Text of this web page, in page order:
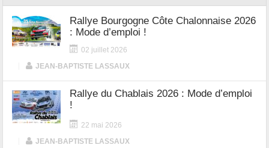
Rallye Bourgogne Côte Chalonnaise 2026
: Mode d’emploi !
02 juillet 2026
JEAN-BAPTISTE LASSAUX
Rallye du Chablais 2026 : Mode d’emploi
!
22 mai 2026
JEAN-BAPTISTE LASSAUX